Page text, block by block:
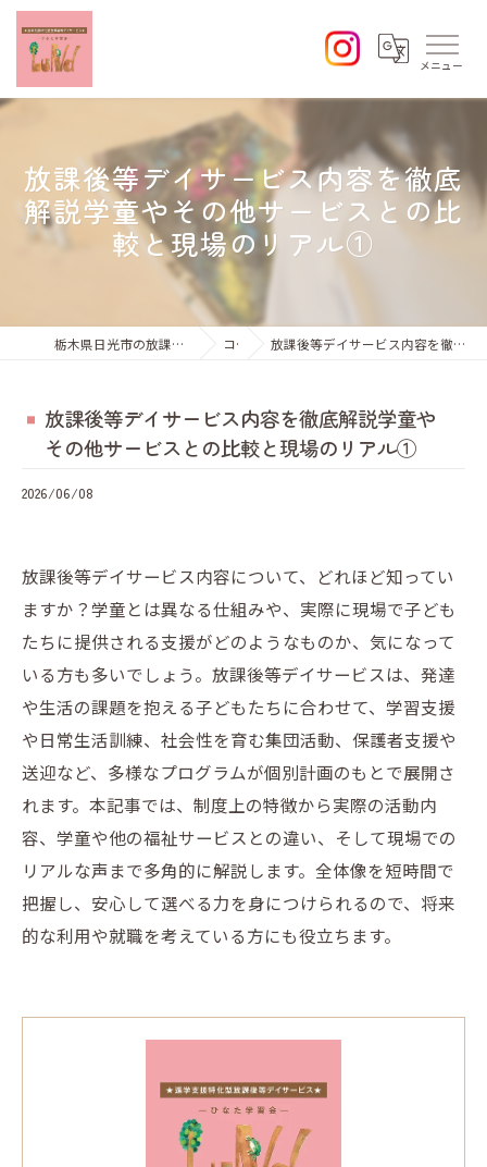
放課後等デイサービス内容を徹底
解説学童やその他サービスとの比
較と現場のリアル①
栃木県日光市の放課後等デイサービスならひなた学習会Lund コラム 放課後等デイサービス内容を徹底解説学童やその他サービスとの比較と現場のリアル①
放課後等デイサービス内容を徹底解説学童や
その他サービスとの比較と現場のリアル①
2026/06/08
放課後等デイサービス内容について、どれほど知ってい
ますか？学童とは異なる仕組みや、実際に現場で子ども
たちに提供される支援がどのようなものか、気になって
いる方も多いでしょう。放課後等デイサービスは、発達
や生活の課題を抱える子どもたちに合わせて、学習支援
や日常生活訓練、社会性を育む集団活動、保護者支援や
送迎など、多様なプログラムが個別計画のもとで展開さ
れます。本記事では、制度上の特徴から実際の活動内
容、学童や他の福祉サービスとの違い、そして現場での
リアルな声まで多角的に解説します。全体像を短時間で
把握し、安心して選べる力を身につけられるので、将来
的な利用や就職を考えている方にも役立ちます。